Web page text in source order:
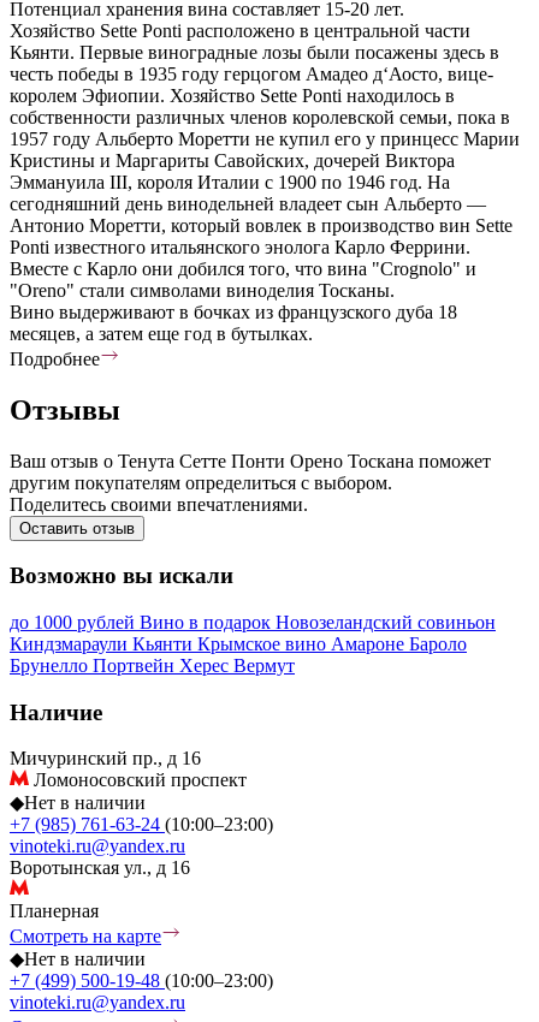
Потенциал хранения вина составляет 15-20 лет.
Хозяйство Sette Ponti расположено в центральной части
Кьянти. Первые виноградные лозы были посажены здесь в
честь победы в 1935 году герцогом Амадео д‘Аосто, вице-
королем Эфиопии. Хозяйство Sette Ponti находилось в
собственности различных членов королевской семьи, пока в
1957 году Альберто Моретти не купил его у принцесс Марии
Кристины и Маргариты Савойских, дочерей Виктора
Эммануила III, короля Италии с 1900 по 1946 год. На
сегодняшний день винодельней владеет сын Альберто —
Антонио Моретти, который вовлек в производство вин Sette
Ponti известного итальянского энолога Карло Феррини.
Вместе с Карло они добился того, что вина "Crognolo" и
"Oreno" стали символами виноделия Тосканы.
Вино выдерживают в бочках из французского дуба 18
месяцев, а затем еще год в бутылках.
Подробнее
Отзывы
Ваш отзыв о Тенута Сетте Понти Орено Тоскана поможет
другим покупателям определиться с выбором.
Поделитесь своими впечатлениями.
Оставить отзыв
Возможно вы искали
до 1000 рублей Вино в подарок Новозеландский совиньон
Киндзмараули Кьянти Крымское вино Амароне Бароло
Брунелло Портвейн Херес Вермут
Наличие
Мичуринский пр., д 16
Ломоносовский проспект
◆Нет в наличии
+7 (985) 761-63-24 (10:00–23:00)
vinoteki.ru@yandex.ru
Воротынская ул., д 16
Планерная
Смотреть на карте
◆Нет в наличии
+7 (499) 500-19-48 (10:00–23:00)
vinoteki.ru@yandex.ru